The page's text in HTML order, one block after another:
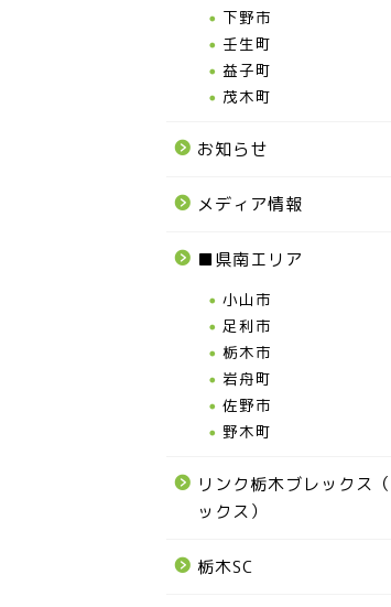
下野市
壬生町
益子町
茂木町
お知らせ
メディア情報
■県南エリア
小山市
足利市
栃木市
岩舟町
佐野市
野木町
リンク栃木ブレックス
ックス）
栃木SC